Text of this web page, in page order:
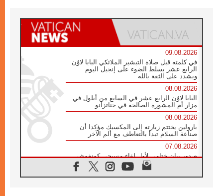
09.08.2026
في كلمته قبل صلاة التبشير الملائكي البابا لاوُن
الرابع عشر يسلط الضوء على إنجيل اليوم
ويشدد على الثقة بالله
08.08.2026
البابا لاوُن الرابع عشر في السابع من أيلول في
مزار أم المشورة الصالحة في جناتزانو
08.08.2026
بارولين يختتم زيارته إلى المكسيك مؤكدا أن
صناعة السلام تبدأ بالتعاطف مع ألم الآخر
07.08.2026
صدور بيان ختامي لأول لقاء مسيحي كونفوشي
بمشاركة الدائرة الفاتيكانية للحوار بين الأديان
07.08.2026